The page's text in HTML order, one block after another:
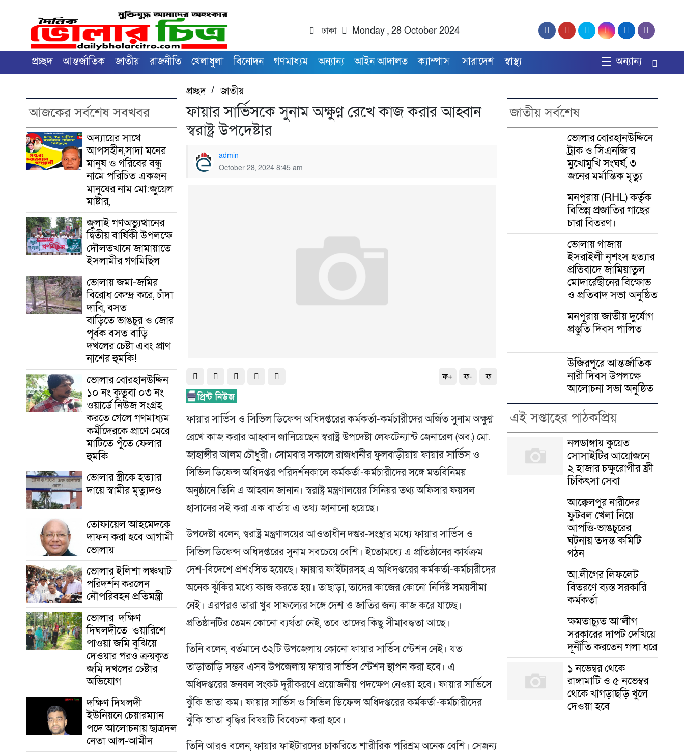
ঢাকা Monday , 28 October 2024
প্রচ্ছদ আন্তর্জাতিক জাতীয় রাজনীতি খেলাধুলা বিনোদন গণমাধ্যম অন্যান্য আইন আদালত ক্যাম্পাস সারাদেশ স্বাস্থ্য অন্যান্য
আজকের সর্বশেষ সবখবর
অন্যায়ের সাথে
আপসহীন,সাদা মনের
মানুষ ও গরিবের বন্ধু
নামে পরিচিত একজন
মানুষের নাম মো:জুয়েল
মাষ্টার,
জুলাই গণঅভ্যুত্থানের
দ্বিতীয় বার্ষিকী উপলক্ষে
দৌলতখানে জামায়াতে
ইসলামীর গণমিছিল
ভোলায় জমা-জমির
বিরোধ কেন্দ্র করে, চাঁদা
দাবি, বসত
বাড়িতে ভাঙচুর ও জোর
পূর্বক বসত বাড়ি
দখলের চেষ্টা এবং প্রাণ
নাশের হুমকি! ‎
ভোলার বোরহানউদ্দিন
১০ নং কুতুবা ০৩ নং
ওয়ার্ডে নিউজ সংগ্রহ
করতে গেলে গণমাধ্যম
কর্মীদেরকে প্রাণে মেরে
মাটিতে পুঁতে ফেলার
হুমকি
ভোলার স্ত্রীকে হত্যার
দায়ে স্বামীর মৃত্যুদণ্ড
তোফায়েল আহমেদকে
দাফন করা হবে আগামী
ভোলায়
ভোলার ইলিশা লঞ্চঘাট
পরিদর্শন করলেন
নৌপরিবহন প্রতিমন্ত্রী
ভোলার দক্ষিণ
দিঘলদীতে ওয়ারিশে
পাওয়া জমি বুঝিয়ে
দেওয়ার পরও ক্রয়কৃত
জমি দখলের চেষ্টার
অভিযোগ
দক্ষিণ দিঘলদী
ইউনিয়নে চেয়ারম্যান
পদে আলোচনায় ছাত্রদল
নেতা আল-আমীন
প্রচ্ছদ/জাতীয়
ফায়ার সার্ভিসকে সুনাম অক্ষুণ্ণ রেখে কাজ করার আহ্বান
স্বরাষ্ট্র উপদেষ্টার
admin
October 28, 2024 8:45 am
ফ+ ফ- ফ
ফায়ার সার্ভিস ও সিভিল ডিফেন্স অধিদপ্তরের কর্মকর্তা-কর্মচারীদের অর্জিত সুনাম অক্ষুণ্ণ
রেখে কাজ করার আহ্বান জানিয়েছেন স্বরাষ্ট্র উপদেষ্টা লেফটেন্যান্ট জেনারেল (অব.) মো.
জাহাঙ্গীর আলম চৌধুরী। সোমবার সকালে রাজধানীর ফুলবাড়ীয়ায় ফায়ার সার্ভিস ও
সিভিল ডিফেন্স অধিদপ্তর পরিদর্শনকালে কর্মকর্তা-কর্মচারীদের সঙ্গে মতবিনিময়
অনুষ্ঠানে তিনি এ আহ্বান জানান। স্বরাষ্ট্র মন্ত্রণালয়ের সিনিয়র তথ্য অফিসার ফয়সল
হাসানের সই করা এক বার্তায় এ তথ্য জানানো হয়েছে।
উপদেষ্টা বলেন, স্বরাষ্ট্র মন্ত্রণালয়ের আওতাধীন দপ্তর-সংস্থার মধ্যে ফায়ার সার্ভিস ও
সিভিল ডিফেন্স অধিদপ্তরের সুনাম সবচেয়ে বেশি। ইতোমধ্যে এ প্রতিষ্ঠানের কার্যক্রম
দেশ-বিদেশে প্রশংসিত হয়েছে। ফায়ার ফাইটারসহ এ অধিদপ্তরের কর্মকর্তা-কর্মচারীদের
অনেক ঝুঁকির মধ্যে কাজ করতে হয়। তাছাড়া, তাদের কাজের কোনো নির্দিষ্ট সময়সীমা
নেই। এরপরও তারা খুব সাফল্যের সঙ্গে দেশ ও জাতির জন্য কাজ করে যাচ্ছে।
প্রতিষ্ঠানটির তেমন কোনো ব্যর্থতা নেই, তবে তাদের কিছু সীমাবদ্ধতা আছে।
তিনি বলেন, বর্তমানে ৩২টি উপজেলায় কোনো ফায়ার সার্ভিস স্টেশন নেই। যত
তাড়াতাড়ি সম্ভব এসব উপজেলায় ফায়ার সার্ভিস স্টেশন স্থাপন করা হবে। এ
অধিদপ্তরের জনবল সংকট দূরীকরণে প্রয়োজনীয় পদক্ষেপ নেওয়া হবে। ফায়ার সার্ভিসে
ঝুঁকি ভাতা কম। ফায়ার সার্ভিস ও সিভিল ডিফেন্স অধিদপ্তরের কর্মকর্তা-কর্মচারীদের
ঝুঁকি ভাতা বৃদ্ধির বিষয়টি বিবেচনা করা হবে।
তিনি আরও বলেন, ফায়ার ফাইটারদের চাকরিতে শারীরিক পরিশ্রম অনেক বেশি। সেজন্য
জাতীয় সর্বশেষ
ভোলার বোরহানউদ্দিনে
ট্রাক ও সিএনজি’র
মুখোমুখি সংঘর্ষ, ৩
জনের মর্মান্তিক মৃত্যু
মনপুরায় (RHL) কর্তৃক
বিভিন্ন প্রজাতির গাছের
চারা বিতরণ।
ভোলায় গাজায়
ইসরাইলী নৃশংস হত্যার
প্রতিবাদে জামিয়াতুল
মোদার্রেছীনের বিক্ষোভ
ও প্রতিবাদ সভা অনুষ্ঠিত
মনপুরায় জাতীয় দুর্যোগ
প্রস্তুতি দিবস পালিত
উজিরপুরে আন্তর্জাতিক
নারী দিবস উপলক্ষে
আলোচনা সভা অনুষ্ঠিত
এই সপ্তাহের পাঠকপ্রিয়
নলডাঙ্গায় কুয়েত
সোসাইটির আয়োজনে
২ হাজার চক্ষুরোগীর ফ্রী
চিকিৎসা সেবা
আক্কেলপুর নারীদের
ফুটবল খেলা নিয়ে
আপত্তি-ভাঙচুরের
ঘটনায় তদন্ত কমিটি
গঠন
আ.লীগের লিফলেট
বিতরণে ব্যস্ত সরকারি
কর্মকর্তা
ক্ষমতাচ্যুত আ’লীগ
সরকারের দাপট দেখিয়ে
দূর্নীতি করতেন গলা ধরে
১ নভেম্বর থেকে
রাঙ্গামাটি ও ৫ নভেম্বর
থেকে খাগড়াছড়ি খুলে
দেওয়া হবে